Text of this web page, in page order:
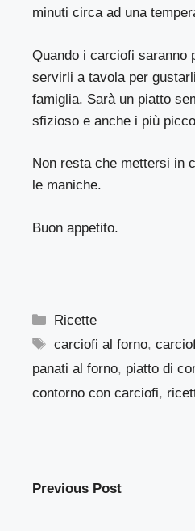
minuti circa ad una
Quando i carciofi saranno
servirli a tavola per
famiglia. Sarà un piatto
sfizioso e anche i più
Non resta che mettersi in
le maniche.
Buon appetito.
Categorie
Ricette
Tag
carciofi al forno,
panati al forno, piatto di
contorno con carciofi,
Previous Post